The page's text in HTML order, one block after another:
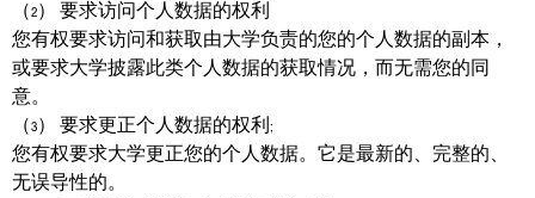
（2） 要求访问个人数据的权利
您有权要求访问和获取由大学负责的您的个人数据的副本，
或要求大学披露此类个人数据的获取情况，而无需您的同
意。
（3） 要求更正个人数据的权利;
您有权要求大学更正您的个人数据。它是最新的、完整的、
无误导性的。